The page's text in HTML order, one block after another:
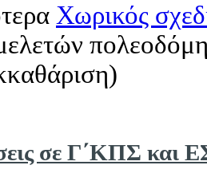
Χωρικός
σε Γ΄ΚΠΣ και